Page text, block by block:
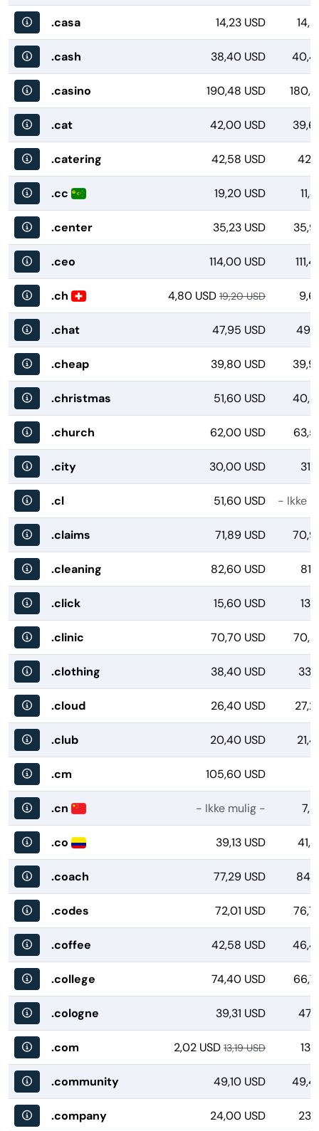
.casa 14,23 USD
.cash 38,40 USD
.casino 190,48 USD
.cat 42,00 USD
.catering 42,58 USD
.cc 19,20 USD
.center 35,23 USD
.ceo 114,00 USD
.ch 4,80 USD 19,20 USD
.chat 47,95 USD
.cheap 39,80 USD
.christmas 51,60 USD
.church 62,00 USD
.city 30,00 USD
.cl 51,60 USD - Ikke
.claims 71,89 USD
.cleaning 82,60 USD
.click 15,60 USD
.clinic 70,70 USD
.clothing 38,40 USD
.cloud 26,40 USD
.club 20,40 USD
.cm 105,60 USD
.cn - Ikke mulig -
.co 39,13 USD
.coach 77,29 USD
.codes 72,01 USD
.coffee 42,58 USD
.college 74,40 USD
.cologne 39,31 USD
.com 2,02 USD 13,19 USD
.community 49,10 USD
.company 24,00 USD